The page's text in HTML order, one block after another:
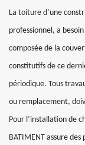
La toiture d’une
professionnel, a
composée de la
constitutifs de ce
périodique. Tous
ou remplacement,
Pour l’installation de
BATIMENT assure